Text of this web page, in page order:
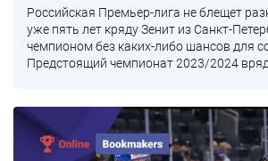
Российская Премьер-лига не блещет
уже пять лет кряду Зенит из Санкт-
чемпионом без каких-либо шансов для
Предстоящий чемпионат 2023/2024 вряд